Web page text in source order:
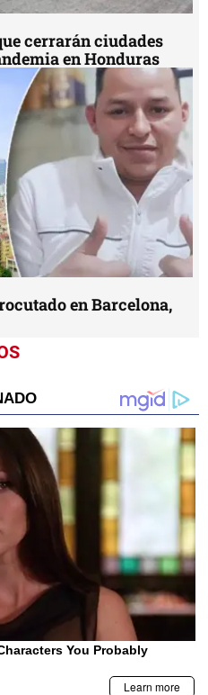
cerrarán ciudades
en Honduras
en Barcelona,